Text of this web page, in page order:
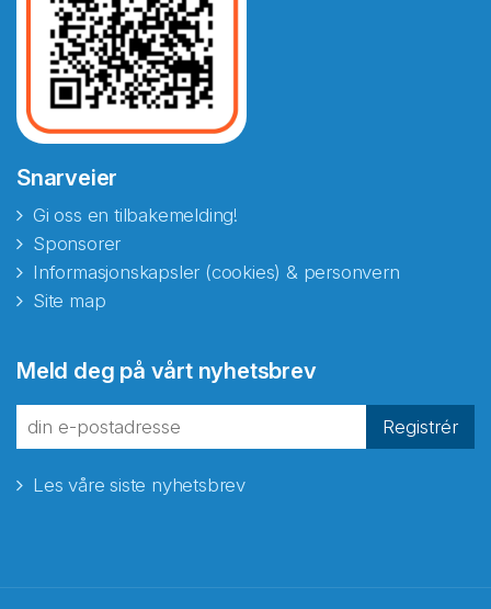
Snarveier
Gi oss en tilbakemelding!
Sponsorer
Informasjonskapsler (cookies) & personvern
Site map
Meld deg på vårt nyhetsbrev
Registrér
Les våre siste nyhetsbrev